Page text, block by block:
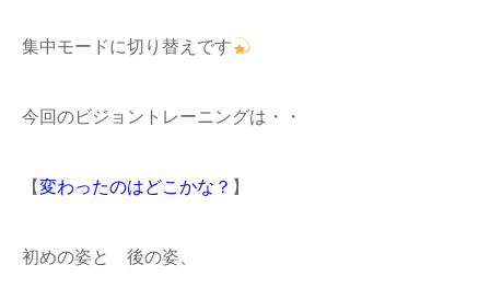
集中モードに切り替えです
今回のビジョントレーニングは・・
【変わったのはどこかな？ 】
初めの姿と 後の姿、